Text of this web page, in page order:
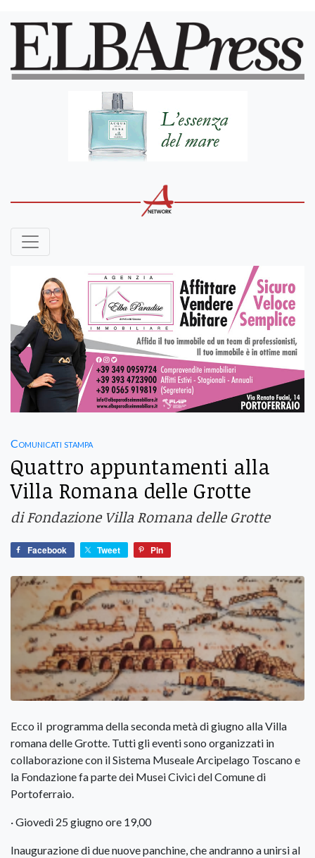
Comunicati stampa
Quattro appuntamenti alla
Villa Romana delle Grotte
di Fondazione Villa Romana delle Grotte
Facebook Tweet Pin
Ecco il programma della seconda metà di giugno alla Villa
romana delle Grotte. Tutti gli eventi sono organizzati in
collaborazione con il Sistema Museale Arcipelago Toscano e
la Fondazione fa parte dei Musei Civici del Comune di
Portoferraio.
· Giovedì 25 giugno ore 19,00
Inaugurazione di due nuove panchine, che andranno a unirsi al